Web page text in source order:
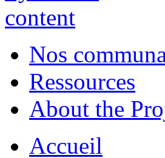
Nos
Ressources
About the
Accueil